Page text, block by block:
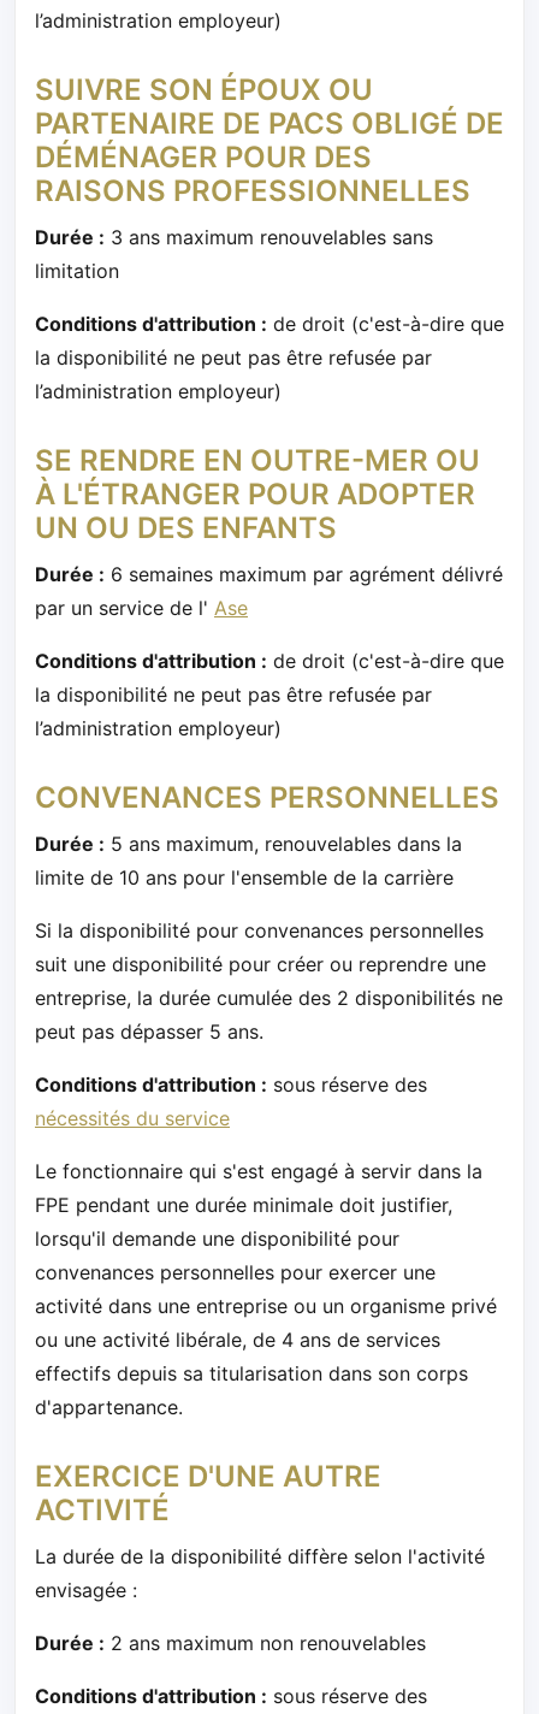
l’administration employeur)
SUIVRE SON ÉPOUX OU
PARTENAIRE DE PACS OBLIGÉ DE
DÉMÉNAGER POUR DES
RAISONS PROFESSIONNELLES
Durée : 3 ans maximum renouvelables sans
limitation
Conditions d'attribution : de droit (c'est-à-dire que
la disponibilité ne peut pas être refusée par
l’administration employeur)
SE RENDRE EN OUTRE-MER OU
À L'ÉTRANGER POUR ADOPTER
UN OU DES ENFANTS
Durée : 6 semaines maximum par agrément délivré
par un service de l' Ase
Conditions d'attribution : de droit (c'est-à-dire que
la disponibilité ne peut pas être refusée par
l’administration employeur)
CONVENANCES PERSONNELLES
Durée : 5 ans maximum, renouvelables dans la
limite de 10 ans pour l'ensemble de la carrière
Si la disponibilité pour convenances personnelles
suit une disponibilité pour créer ou reprendre une
entreprise, la durée cumulée des 2 disponibilités ne
peut pas dépasser 5 ans.
Conditions d'attribution : sous réserve des
nécessités du service
Le fonctionnaire qui s'est engagé à servir dans la
FPE pendant une durée minimale doit justifier,
lorsqu'il demande une disponibilité pour
convenances personnelles pour exercer une
activité dans une entreprise ou un organisme privé
ou une activité libérale, de 4 ans de services
effectifs depuis sa titularisation dans son corps
d'appartenance.
EXERCICE D'UNE AUTRE
ACTIVITÉ
La durée de la disponibilité diffère selon l'activité
envisagée :
Durée : 2 ans maximum non renouvelables
Conditions d'attribution : sous réserve des